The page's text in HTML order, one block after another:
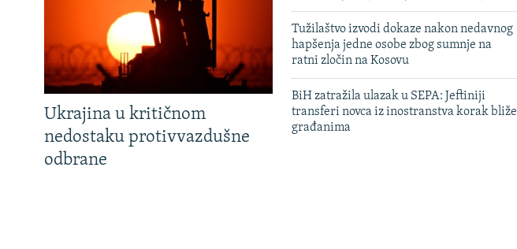
Ukrajina u kritičnom
nedostaku protivvazdušne
odbrane
Tužilaštvo izvodi dokaze nakon nedavnog
hapšenja jedne osobe zbog sumnje na
ratni zločin na Kosovu
BiH zatražila ulazak u SEPA: Jeftiniji
transferi novca iz inostranstva korak bliže
građanima